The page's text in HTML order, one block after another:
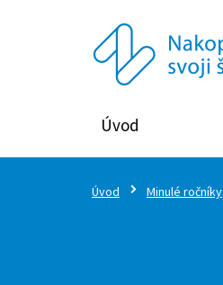
Úvod
Úvod Minulé ročníky